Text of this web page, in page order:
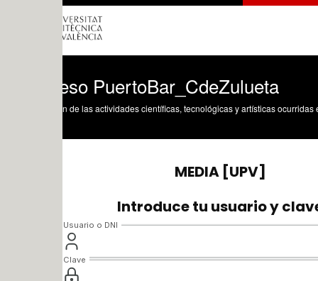
PuertoBar_CdeZulueta
de las actividades científicas, tecnológicas y artísticas ocurridas en los tres